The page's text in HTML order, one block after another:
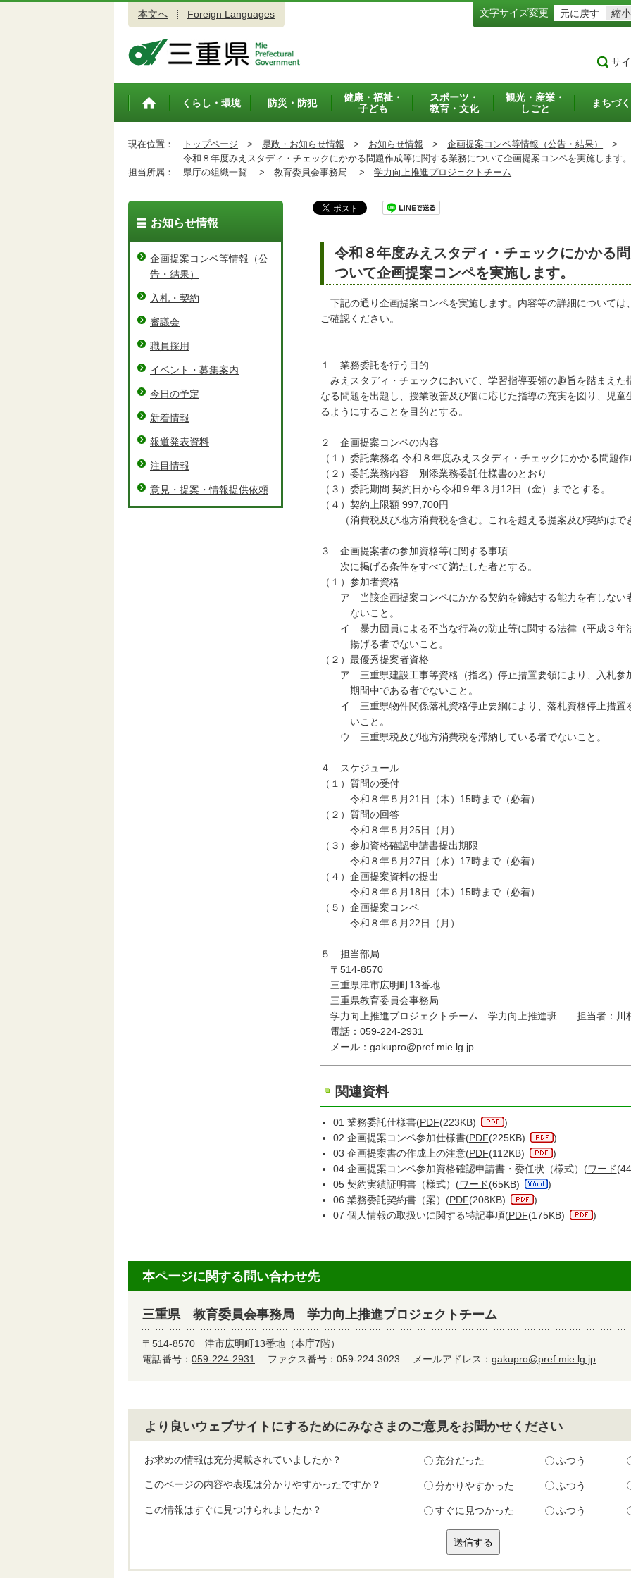
本文へ Foreign Languages 文字サイズ変更 元に戻す 縮小
サ
トップペ
くらし・環境 防災・防犯
健康・福祉・
子ども
スポーツ・
教育・文化
観光・産業・
しごと
まちづ
現在位置： トップページ > 県政・お知らせ情報 > お知らせ情報 > 企画提案コンペ等情報（公告・結果）
>
令和８年度みえスタディ・チェックにかかる問題作成等に関する業務について企画提案コンペを実施します。
担当所属：
県庁の組織一覧 > 教育委員会事務局 > 学力向上推進プロジェクトチーム
令和８年度みえスタディ・チェックにかかる
ついて企画提案コンペを実施します。
下記の通り企画提案コンペを実施します。内容等の詳細については
ご確認ください。
１ 業務委託を行う目的
みえスタディ・チェックにおいて、学習指導要領の趣旨を踏まえた
なる問題を出題し、授業改善及び個に応じた指導の充実を図り、児
るようにすることを目的とする。
２ 企画提案コンペの内容
（１）委託業務名 令和８年度みえスタディ・チェックにかかる問題
（２）委託業務内容 別添業務委託仕様書のとおり
（３）委託期間 契約日から令和９年３月12日（金）までとする。
（４）契約上限額 997,700円
（消費税及び地方消費税を含む。これを超える提案及び契約はで
３ 企画提案者の参加資格等に関する事項
次に掲げる条件をすべて満たした者とする。
（１）参加者資格
ア 当該企画提案コンペにかかる契約を締結する能力を有しない
ないこと。
イ 暴力団員による不当な行為の防止等に関する法律（平成３年
揚げる者でないこと。
（２）最優秀提案者資格
ア 三重県建設工事等資格（指名）停止措置要領により、入札参
期間中である者でないこと。
イ 三重県物件関係落札資格停止要綱により、落札資格停止措置
いこと。
ウ 三重県税及び地方消費税を滞納している者でないこと。
４ スケジュール
（１）質問の受付
令和８年５月21日（木）15時まで（必着）
（２）質問の回答
令和８年５月25日（月）
（３）参加資格確認申請書提出期限
令和８年５月27日（水）17時まで（必着）
（４）企画提案資料の提出
令和８年６月18日（木）15時まで（必着）
（５）企画提案コンペ
令和８年６月22日（月）
５ 担当部局
〒514-8570
三重県津市広明町13番地
三重県教育委員会事務局
学力向上推進プロジェクトチーム 学力向上推進班 担当者：川
電話：059-224-2931
メール：gakupro@pref.mie.lg.jp
関連資料
01 業務委託仕様書(PDF(223KB)
)
02 企画提案コンペ参加仕様書(PDF(225KB)
)
03 企画提案書の作成上の注意(PDF(112KB)
)
04 企画提案コンペ参加資格確認申請書・委任状（様式）(ワード
05 契約実績証明書（様式）(ワード(65KB)
)
06 業務委託契約書（案）(PDF(208KB)
)
07 個人情報の取扱いに関する特記事項(PDF(175KB) )
お知らせ情報
企画提案コンペ等情報（公
告・結果）
入札・契約
審議会
職員採用
イベント・募集案内
今日の予定
新着情報
報道発表資料
注目情報
意見・提案・情報提供依頼
本ページに関する問い合わせ先
三重県 教育委員会事務局 学力向上推進プロジェクトチーム
〒514-8570 津市広明町13番地（本庁7階）
電話番号： 059-224-2931 ファクス番号：059-224-3023 メールアドレス： gakupro@pref.mie.lg.jp
より良いウェブサイトにするためにみなさまのご意見をお聞かせください
お求めの情報は充分掲載されていましたか？ 充分だった ふつう
このページの内容や表現は分かりやすかったですか？ 分かりやすかった ふつう
この情報はすぐに見つけられましたか？ すぐに見つかった ふつう